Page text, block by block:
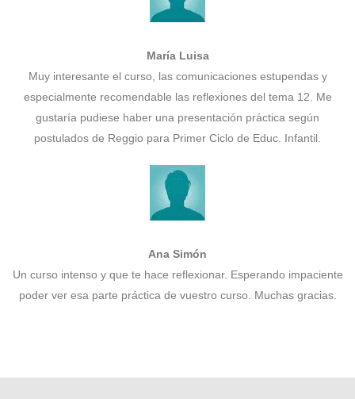
María Luisa
Muy interesante el curso, las comunicaciones estupendas y
especialmente recomendable las reflexiones del tema 12. Me
gustaría pudiese haber una presentación práctica según
postulados de Reggio para Primer Ciclo de Educ. Infantil.
Ana Simón
Un curso intenso y que te hace reflexionar. Esperando impaciente
poder ver esa parte práctica de vuestro curso. Muchas gracias.